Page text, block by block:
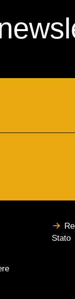
Stato